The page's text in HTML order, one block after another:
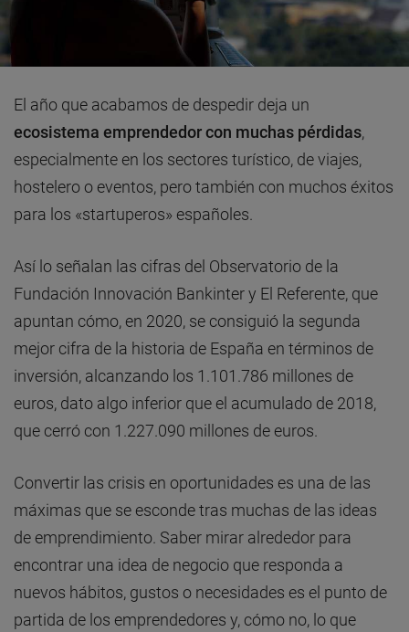
El año que acabamos de despedir deja un
ecosistema emprendedor con muchas pérdidas,
especialmente en los sectores turístico, de viajes,
hostelero o eventos, pero también con muchos éxitos
para los «startuperos» españoles.
Así lo señalan las cifras del Observatorio de la
Fundación Innovación Bankinter y El Referente, que
apuntan cómo, en 2020, se consiguió la segunda
mejor cifra de la historia de España en términos de
inversión, alcanzando los 1.101.786 millones de
euros, dato algo inferior que el acumulado de 2018,
que cerró con 1.227.090 millones de euros.
Convertir las crisis en oportunidades es una de las
máximas que se esconde tras muchas de las ideas
de emprendimiento. Saber mirar alrededor para
encontrar una idea de negocio que responda a
nuevos hábitos, gustos o necesidades es el punto de
partida de los emprendedores y, cómo no, lo que